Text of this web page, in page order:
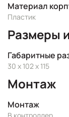
Материал
Пластик
Размеры
Габаритные
30 x 102 x 115
Монтаж
Монтаж